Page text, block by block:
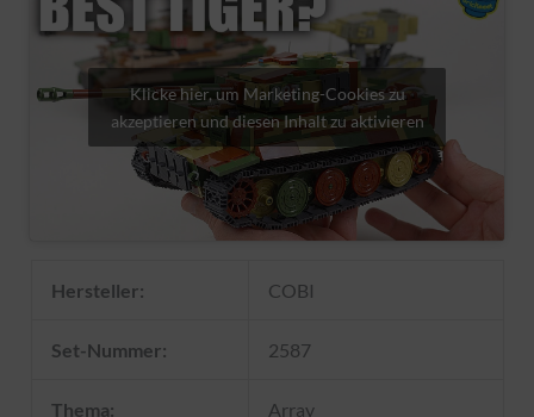
Klicke hier, um Marketing-Cookies zu
akzeptieren und diesen Inhalt zu aktivieren
Hersteller: COBI
Set-Nummer: 2587
Thema: Array